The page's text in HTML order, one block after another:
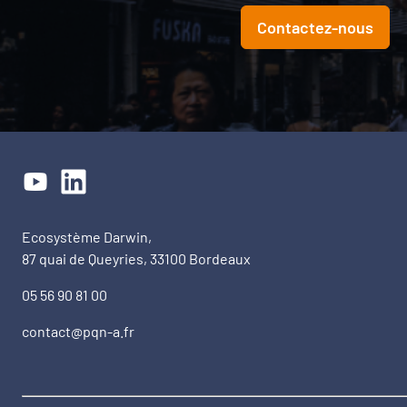
Contactez-nous
Ecosystème Darwin,
87 quai de Queyries, 33100 Bordeaux
05 56 90 81 00
contact@pqn-a.fr